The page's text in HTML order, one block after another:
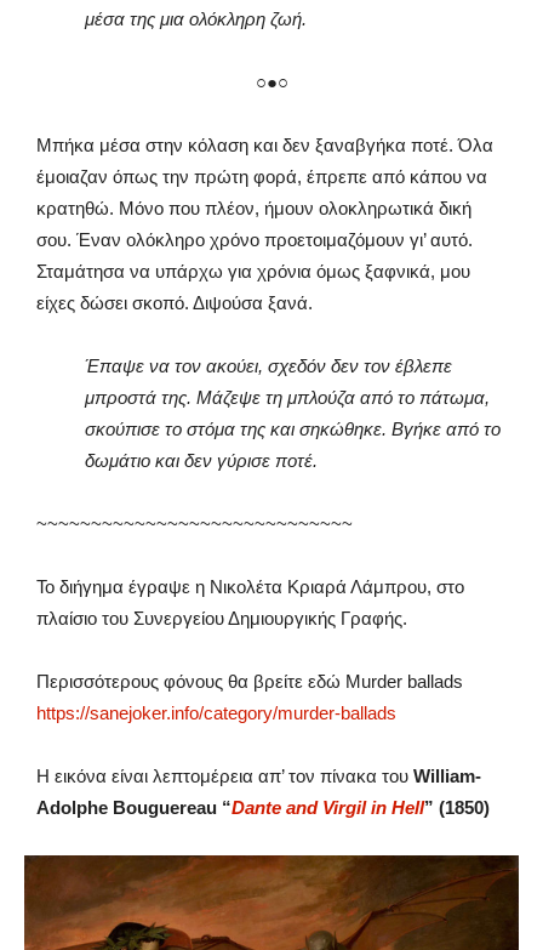
μέσα της μια ολόκληρη ζωή.
○●○
Μπήκα μέσα στην κόλαση και δεν ξαναβγήκα ποτέ. Όλα
έμοιαζαν όπως την πρώτη φορά, έπρεπε από κάπου να
κρατηθώ. Μόνο που πλέον, ήμουν ολοκληρωτικά δική
σου. Έναν ολόκληρο χρόνο προετοιμαζόμουν γι’ αυτό.
Σταμάτησα να υπάρχω για χρόνια όμως ξαφνικά, μου
είχες δώσει σκοπό. Διψούσα ξανά.
Έπαψε να τον ακούει, σχεδόν δεν τον έβλεπε
μπροστά της. Μάζεψε τη μπλούζα από το πάτωμα,
σκούπισε το στόμα της και σηκώθηκε. Βγήκε από το
δωμάτιο και δεν γύρισε ποτέ.
~~~~~~~~~~~~~~~~~~~~~~~~~~~~~
Το διήγημα έγραψε η Νικολέτα Κριαρά Λάμπρου, στο
πλαίσιο του Συνεργείου Δημιουργικής Γραφής.
Περισσότερους φόνους θα βρείτε εδώ Murder ballads
https://sanejoker.info/category/murder-ballads
Η εικόνα είναι λεπτομέρεια απ’ τον πίνακα του William-
Adolphe Bouguereau “Dante and Virgil in Hell” (1850)